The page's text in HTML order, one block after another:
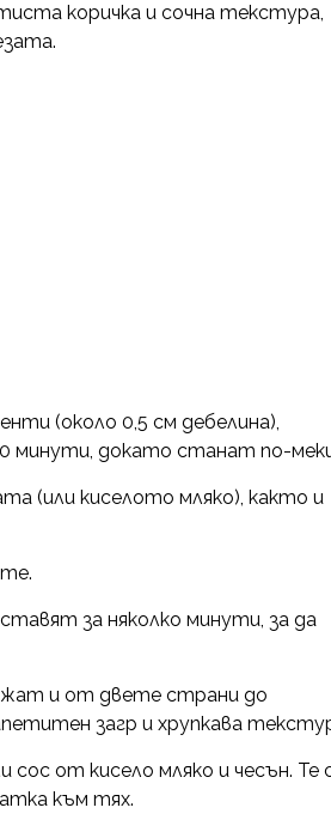
коричка и сочна текстура,
(около 0,5 см дебелина),
минути, докато станат по-
(или киселото мляко), както и
за няколко минути, за да
и от двете страни до
загр и хрупкава
от кисело мляко и чесън. Те
към тях.